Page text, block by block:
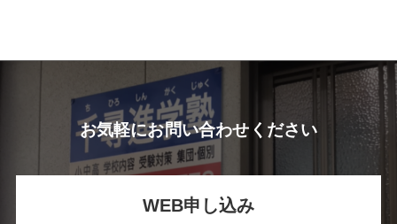
お気軽にお問い合わせください
WEB申し込み